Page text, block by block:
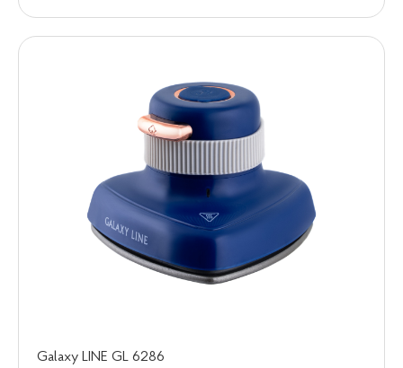
Galaxy LINE GL 6286